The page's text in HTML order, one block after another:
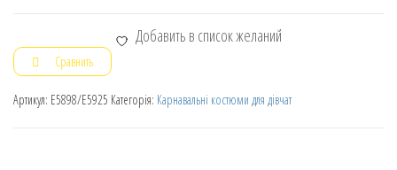
Добавить в список желаний
Сравнить
Артикул: E5898/E5925 Категорія: Карнавальні костюми для дівчат